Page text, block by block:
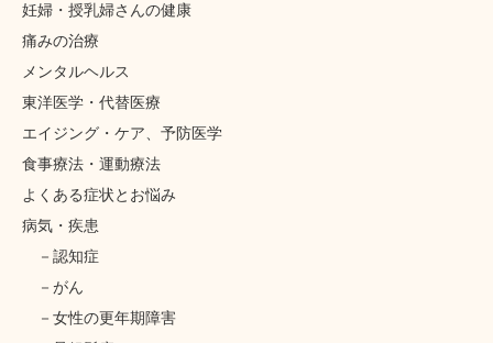
妊婦・授乳婦さんの健康
痛みの治療
メンタルヘルス
東洋医学・代替医療
エイジング・ケア、予防医学
食事療法・運動療法
よくある症状とお悩み
病気・疾患
認知症
がん
女性の更年期障害